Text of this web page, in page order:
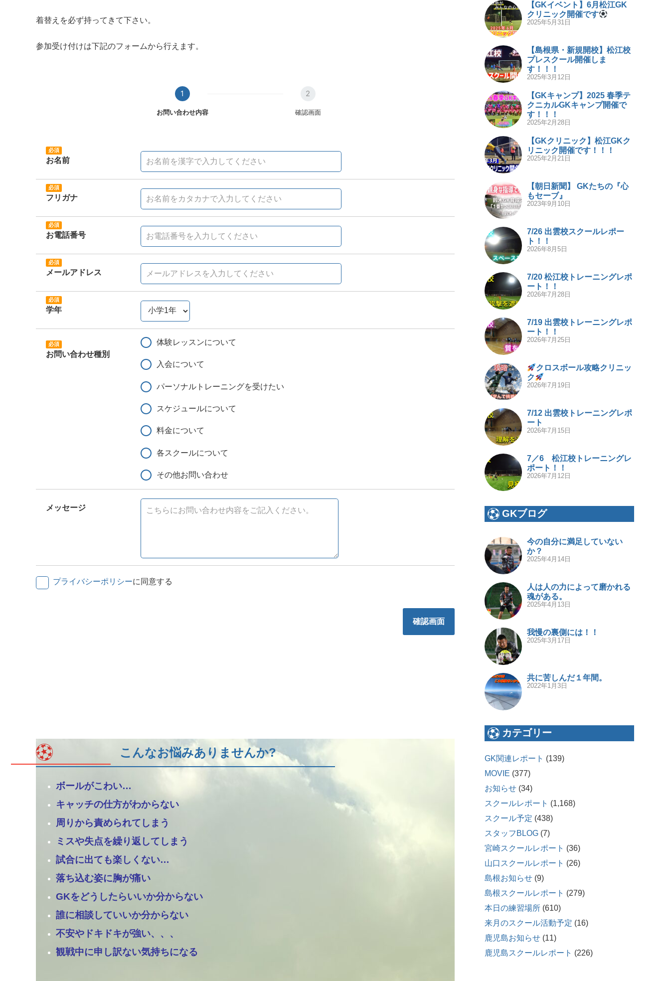
着替えを必ず持ってきて下さい。
参加受け付けは下記のフォームから行えます。
1
お問い合わせ内容
2
確認画面
お名前
フリガナ
お電話番号
メールアドレス
学年
お問い合わせ種別
体験レッスンについて
入会について
パーソナルトレーニングを受けたい
スケジュールについて
料金について
各スクールについて
その他お問い合わせ
メッセージ
プライバシーポリシーに同意する
確認画面
こんなお悩みありませんか?
ボールがこわい…
キャッチの仕方がわからない
周りから責められてしまう
ミスや失点を繰り返してしまう
試合に出ても楽しくない…
落ち込む姿に胸が痛い
GKをどうしたらいいか分からない
誰に相談していいか分からない
不安やドキドキが強い、、、
観戦中に申し訳ない気持ちになる
【GKイベント】6月松江GK
クリニック開催です
2025年5月31日
【島根県・新規開校】松江校
プレスクール開催しま
す！！！
2025年3月12日
【GKキャンプ】2025 春季テ
クニカルGKキャンプ開催で
す！！！
2025年2月28日
【GKクリニック】松江GKク
リニック開催です！！！
2025年2月21日
【朝日新聞】 GKたちの『心
もセーブ』
2023年9月10日
7/26 出雲校スクールレポー
ト！！
2026年8月5日
7/20 松江校トレーニングレポ
ート！！
2026年7月28日
7/19 出雲校トレーニングレポ
ート！！
2026年7月25日
クロスボール攻略クリニッ
ク
2026年7月19日
7/12 出雲校トレーニングレポ
ート
2026年7月15日
7／6 松江校トレーニングレ
ポート！！
2026年7月12日
GKブログ
今の自分に満足していない
か？
2025年4月14日
人は人の力によって磨かれる
魂がある。
2025年4月13日
我慢の裏側には！！
2025年3月17日
共に苦しんだ１年間。
2022年1月3日
カテゴリー
GK関連レポート (139)
MOVIE (377)
お知らせ (34)
スクールレポート (1,168)
スクール予定 (438)
スタッフBLOG (7)
宮崎スクールレポート (36)
山口スクールレポート (26)
島根お知らせ (9)
島根スクールレポート (279)
本日の練習場所 (610)
来月のスクール活動予定 (16)
鹿児島お知らせ (11)
鹿児島スクールレポート (226)